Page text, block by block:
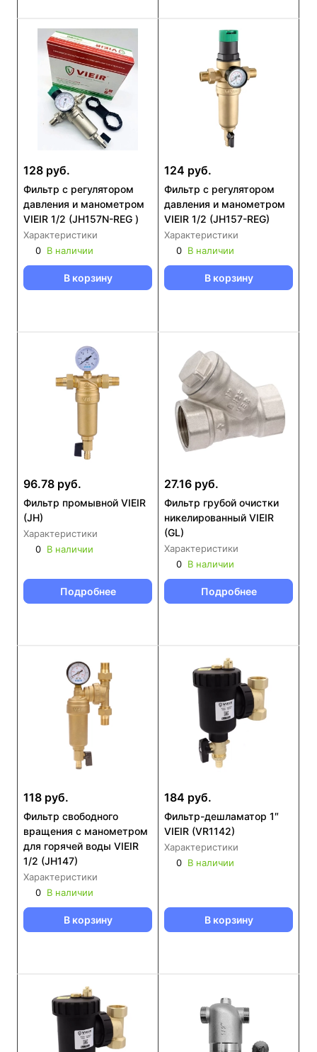
128 руб.
Фильтр с регулятором
давления и манометром
VIEIR 1/2 (JH157N-REG )
Характеристики
0 В наличии
В корзину
124 руб.
Фильтр с регулятором
давления и манометром
VIEIR 1/2 (JH157-REG)
Характеристики
0 В наличии
В корзину
96.78 руб.
Фильтр промывной VIEIR
(JH)
Характеристики
0 В наличии
Подробнее
27.16 руб.
Фильтр грубой очистки
никелированный VIEIR
(GL)
Характеристики
0 В наличии
Подробнее
118 руб.
Фильтр свободного
вращения с манометром
для горячей воды VIEIR
1/2 (JH147)
Характеристики
0 В наличии
В корзину
184 руб.
Фильтр-дешламатор 1″
VIEIR (VR1142)
Характеристики
0 В наличии
В корзину